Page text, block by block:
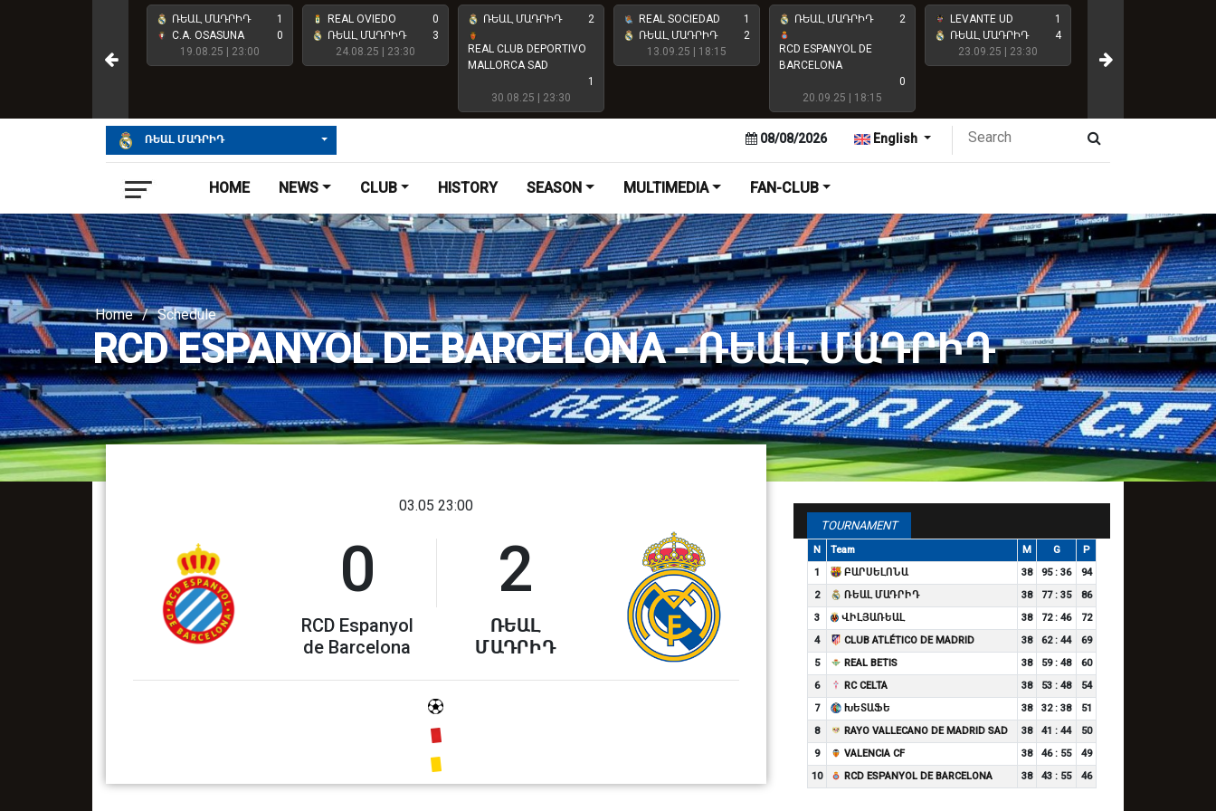
ՌԵԱԼ ՄԱԴՐԻԴ
1
C.A. OSASUNA
0
19.08.25 | 23:00
REAL OVIEDO
0
ՌԵԱԼ ՄԱԴՐԻԴ
3
24.08.25 | 23:30
ՌԵԱԼ ՄԱԴՐԻԴ 2
REAL CLUB DEPORTIVO
MALLORCA SAD
1
30.08.25 | 23:30
REAL SOCIEDAD
1
ՌԵԱԼ ՄԱԴՐԻԴ
2
13.09.25 | 18:15
ՌԵԱԼ ՄԱԴՐԻԴ 2
RCD ESPANYOL DE
BARCELONA
0
20.09.25 | 18:15
LEVANTE UD
1
ՌԵԱԼ ՄԱԴՐԻԴ
4
23.09.25 | 23:30
ՌԵԱԼ ՄԱԴՐԻԴ English
08/08/2026
HOME NEWS CLUB HISTORY SEASON MULTIMEDIA FAN-CLUB
Home / Schedule
RCD ESPANYOL DE BARCELONA - ՌԵԱԼ ՄԱԴՐԻԴ
03.05 23:00
0
RCD Espanyol
de Barcelona
2
ՌԵԱԼ
ՄԱԴՐԻԴ
TOURNAMENT
N Team M G
P
1
ԲԱՐՍԵԼՈՆԱ 38 95 : 36
94
2
ՌԵԱԼ ՄԱԴՐԻԴ 38 77 : 35
86
3
ՎԻԼՅԱՌԵԱԼ 38 72 : 46
72
4
CLUB ATLÉTICO DE MADRID 38 62 : 44
69
5
REAL BETIS 38 59 : 48
60
6
RC CELTA 38 53 : 48
54
7
ԽԵՏԱՖԵ 38 32 : 38
51
8
RAYO VALLECANO DE MADRID SAD 38 41 : 44
50
9
VALENCIA CF 38 46 : 55
49
10
RCD ESPANYOL DE BARCELONA 38 43 : 55 46